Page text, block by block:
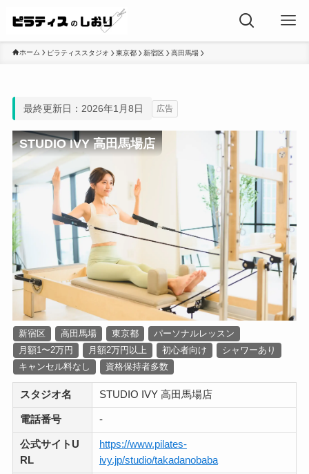
ホーム ピラティススタジオ 東京都 新宿区 高田馬場
最終更新日：2026年1月8日 広告
STUDIO IVY 高田馬場店
新宿区 高田馬場 東京都
パーソナルレッスン
月額1〜2万円
月額2万円以上 初心者向け
シャワーあり
キャンセル料なし
資格保持者多数
スタジオ名 STUDIO IVY 高田馬場店
電話番号 -
公式サイトU
RL
https://www.pilates-
ivy.jp/studio/takadanobaba